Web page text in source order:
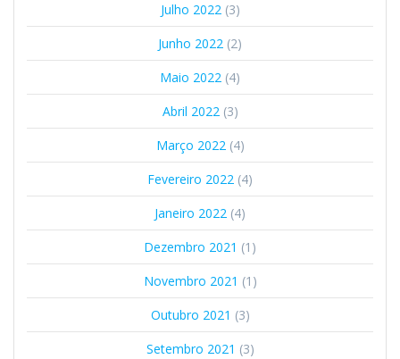
Julho 2022(3)
Junho 2022 (2)
Maio 2022 (4)
Abril 2022(3)
Março 2022(4)
Fevereiro 2022 (4)
Janeiro 2022 (4)
Dezembro 2021 (1)
Novembro 2021 (1)
Outubro 2021 (3)
Setembro 2021 (3)